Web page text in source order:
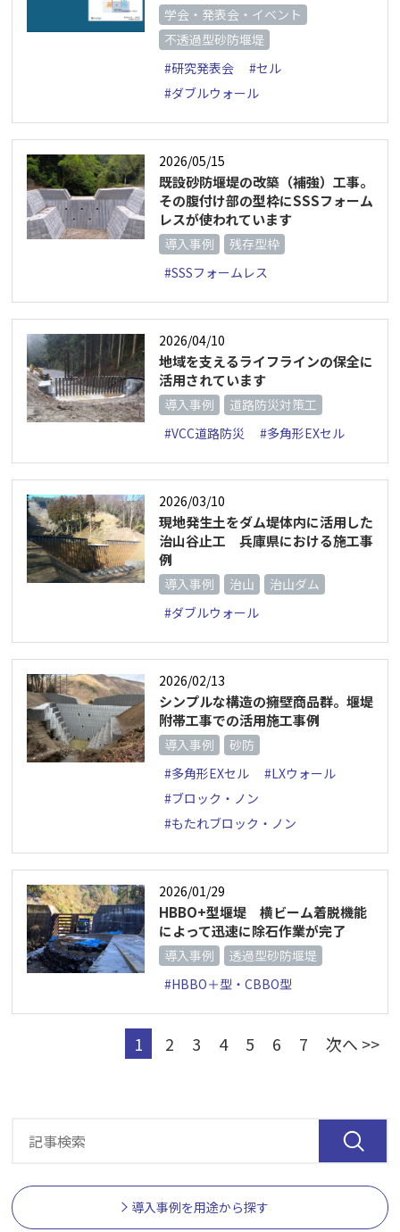
学会・発表会・イベント
不透過型砂防堰堤
#研究発表会
#セル
#ダブルウォール
2026/05/15
既設砂防堰堤の改築（補強）工事。
その腹付け部の型枠にSSSフォーム
レスが使われています
導入事例
残存型枠
#SSSフォームレス
2026/04/10
地域を支えるライフラインの保全に
活用されています
導入事例
道路防災対策工
#VCC道路防災
#多角形EXセル
2026/03/10
現地発生土をダム堤体内に活用した
治山谷止工 兵庫県における施工事
例
導入事例 治山
治山ダム
#ダブルウォール
2026/02/13
シンプルな構造の擁壁商品群。堰堤
附帯工事での活用施工事例
導入事例
砂防
#多角形EXセル
#LXウォール
#ブロック・ノン
#もたれブロック・ノン
2026/01/29
HBBO+型堰堤 横ビーム着脱機能
によって迅速に除石作業が完了
導入事例
透過型砂防堰堤
#HBBO＋型・CBBO型
1 2 3 4 5 6 7 次へ >>
導入事例を用途から探す